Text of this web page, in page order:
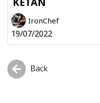
IronChef
19/07/2022
Back